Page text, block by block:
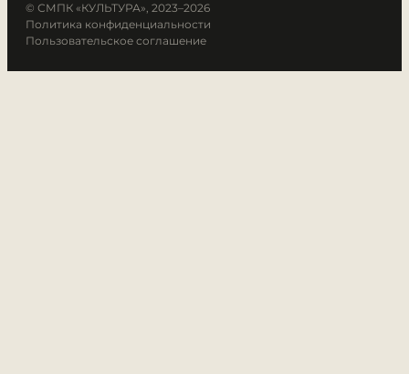
© СМПК «КУЛЬТУРА», 2023–2026
Политика конфиденциальности
Пользовательское соглашение